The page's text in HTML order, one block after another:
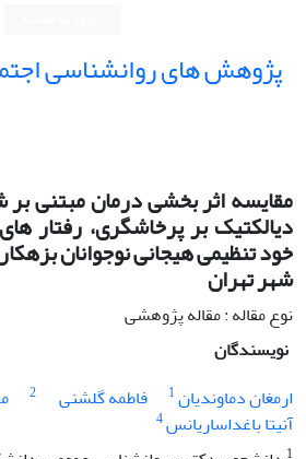
پژوهش های روانشناسی
مقایسه اثر بخشی درمان مبتنی
دیالکتیک بر پرخاشگری، رفتار
خود تنظیمی هیجانی نوجوانان
شهر تهران
نوع مقاله : مقاله پژوهشی
نویسندگان
ارمغان دماوندیان1 فاطمه گلشنی 2
آنیتا باغداساریانس4